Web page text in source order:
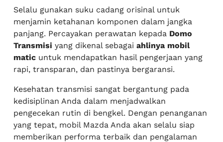
Selalu gunakan suku cadang orisinal untuk
menjamin ketahanan komponen dalam jangka
panjang. Percayakan perawatan kepada Domo
Transmisi yang dikenal sebagai ahlinya mobil
matic untuk mendapatkan hasil pengerjaan yang
rapi, transparan, dan pastinya bergaransi.
Kesehatan transmisi sangat bergantung pada
kedisiplinan Anda dalam menjadwalkan
pengecekan rutin di bengkel. Dengan penanganan
yang tepat, mobil Mazda Anda akan selalu siap
memberikan performa terbaik dan pengalaman